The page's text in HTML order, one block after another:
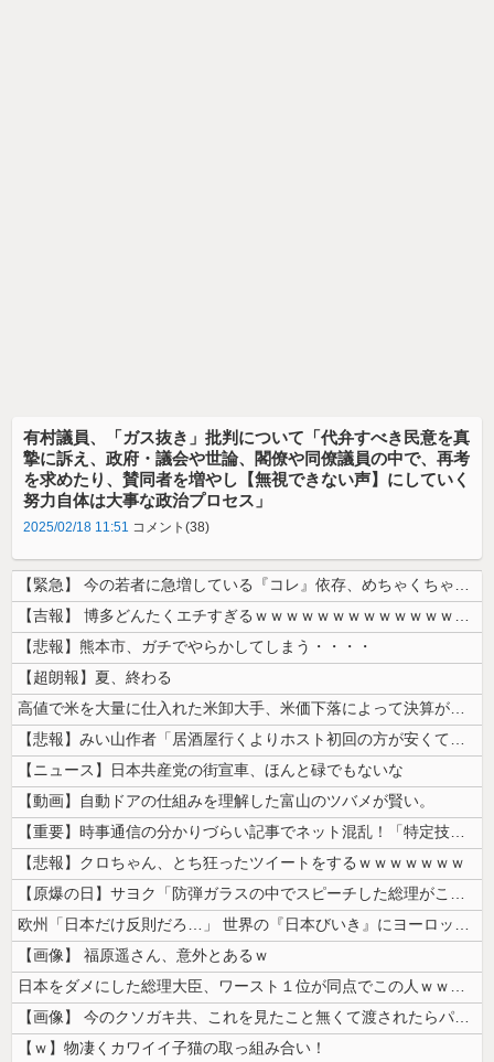
有村議員、「ガス抜き」批判について「代弁すべき民意を真
摯に訴え、政府・議会や世論、閣僚や同僚議員の中で、再考
を求めたり、賛同者を増やし【無視できない声】にしていく
努力自体は大事な政治プロセス」
2025/02/18 11:51 コメント(38)
【緊急】 今の若者に急増している『コレ』依存、めちゃくちゃ深刻な模様w...
【吉報】 博多どんたくエチすぎるｗｗｗｗｗｗｗｗｗｗｗｗｗｗｗ
【悲報】熊本市、ガチでやらかしてしまう・・・・
【超朗報】夏、終わる
高値で米を大量に仕入れた米卸大手、米価下落によって決算が凄まじいことに...
【悲報】みい山作者「居酒屋行くよりホスト初回の方が安くてチヤホヤされる...
【ニュース】日本共産党の街宣車、ほんと碌でもないな
【動画】自動ドアの仕組みを理解した富山のツバメが賢い。
【重要】時事通信の分かりづらい記事でネット混乱！「特定技能2号に5年枠...
【悲報】クロちゃん、とち狂ったツイートをするｗｗｗｗｗｗｗ
【原爆の日】サヨク「防弾ガラスの中でスピーチした総理がこれまでいたんだ...
欧州「日本だけ反則だろ…」 世界の『日本びいき』にヨーロッパ全土から不...
【画像】 福原遥さん、意外とあるｗ
日本をダメにした総理大臣、ワースト１位が同点でこの人ｗｗｗｗｗｗ
【画像】 今のクソガキ共、これを見たこと無くて渡されたらパニクるらしい...
【ｗ】物凄くカワイイ子猫の取っ組み合い！